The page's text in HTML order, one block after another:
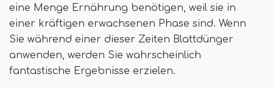
eine Menge Ernährung benötigen, weil sie in
einer kräftigen erwachsenen Phase sind. Wenn
Sie während einer dieser Zeiten Blattdünger
anwenden, werden Sie wahrscheinlich
fantastische Ergebnisse erzielen.